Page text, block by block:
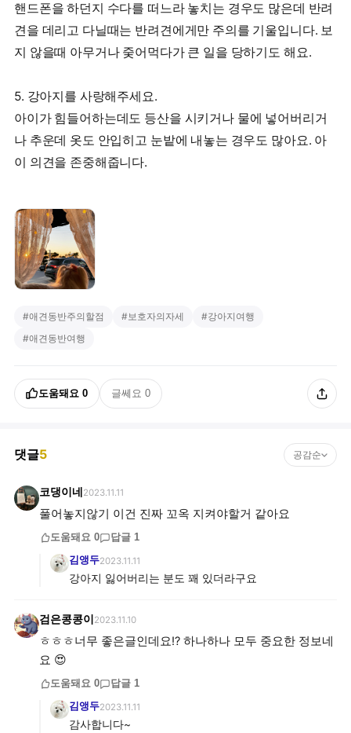
핸드폰을 하던지 수다를 떠느라 놓치는 경우도 많은데 반려
견을 데리고 다닐때는 반려견에게만 주의를 기울입니다. 보
지 않을때 아무거나 줒어먹다가 큰 일을 당하기도 해요.
5. 강아지를 사랑해주세요.
아이가 힘들어하는데도 등산을 시키거나 물에 넣어버리거
나 추운데 옷도 안입히고 눈밭에 내놓는 경우도 많아요. 아
이 의견을 존중해줍니다.
#애견동반주의할점 # 보호자의자세 #강아지여행
#애견동반여행
도움돼요 0 글쎄요 0
댓글5 공감순
코댕이네 2023.11.11
풀어놓지않기 이건 진짜 꼬옥 지켜야할거 같아요
도움돼요 0 답글 1
김앵두2023.11.11
강아지 잃어버리는 분도 꽤 있더라구요
검은콩콩이 2023.11.10
ㅎㅎㅎ너무 좋은글인데요!? 하나하나 모두 중요한 정보네
요 😍
도움돼요 0 답글 1
김앵두2023.11.11
감사합니다~